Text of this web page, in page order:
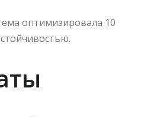
оптимизировала 10